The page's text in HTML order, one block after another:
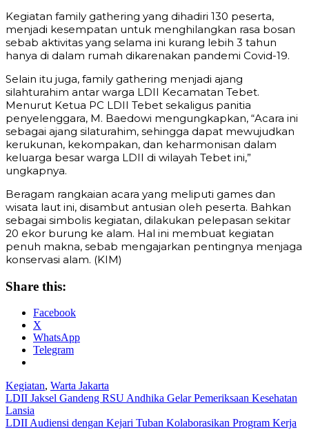
Kegiatan family gathering yang dihadiri 130 peserta,
menjadi kesempatan untuk menghilangkan rasa bosan
sebab aktivitas yang selama ini kurang lebih 3 tahun
hanya di dalam rumah dikarenakan pandemi Covid-19.
Selain itu juga, family gathering menjadi ajang
silahturahim antar warga LDII Kecamatan Tebet.
Menurut Ketua PC LDII Tebet sekaligus panitia
penyelenggara, M. Baedowi mengungkapkan, “Acara ini
sebagai ajang silaturahim, sehingga dapat mewujudkan
kerukunan, kekompakan, dan keharmonisan dalam
keluarga besar warga LDII di wilayah Tebet ini,”
ungkapnya.
Beragam rangkaian acara yang meliputi games dan
wisata laut ini, disambut antusian oleh peserta. Bahkan
sebagai simbolis kegiatan, dilakukan pelepasan sekitar
20 ekor burung ke alam. Hal ini membuat kegiatan
penuh makna, sebab mengajarkan pentingnya menjaga
konservasi alam. (KIM)
Share this:
Facebook
X
WhatsApp
Telegram
Kegiatan, Warta Jakarta
Post
navigation
LDII Jaksel Gandeng RSU Andhika Gelar Pemeriksaan Kesehatan
Lansia
LDII Audiensi dengan Kejari Tuban Kolaborasikan Program Kerja